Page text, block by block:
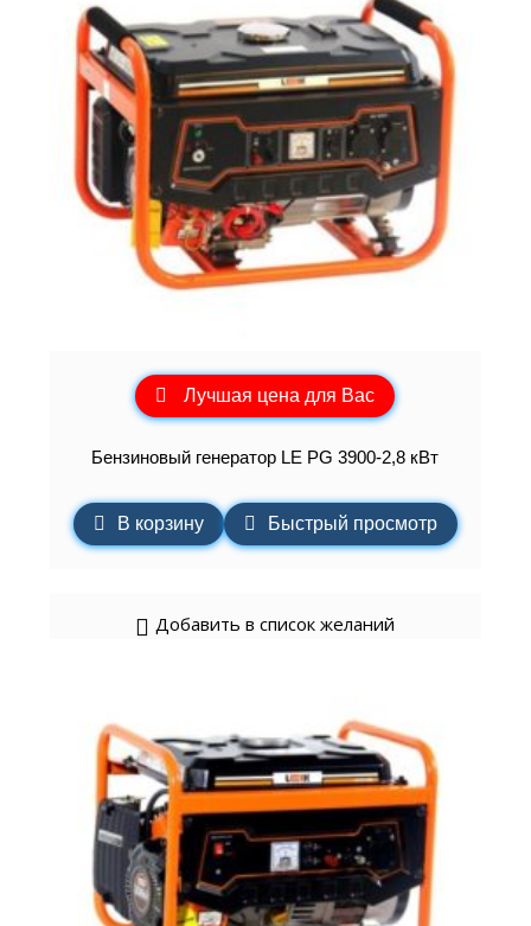
Лучшая цена для Вас
Бензиновый генератор LE PG 3900-2,8 кВт
В корзину Быстрый просмотр
Добавить в список желаний